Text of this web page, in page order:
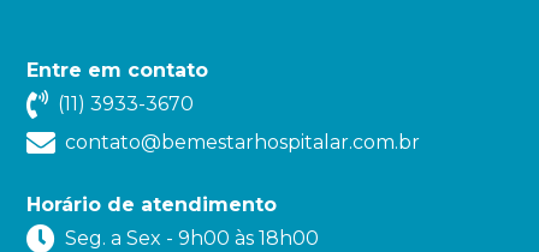
Entre em contato
(11) 3933-3670
contato@bemestarhospitalar.com.br
Horário de atendimento
Seg. a Sex - 9h00 às 18h00